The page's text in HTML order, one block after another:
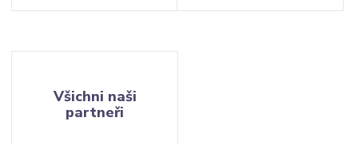
Všichni naši
partneři